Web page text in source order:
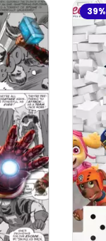
39%